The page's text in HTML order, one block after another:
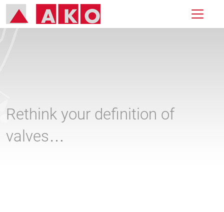
Rethink your definition of
valves…